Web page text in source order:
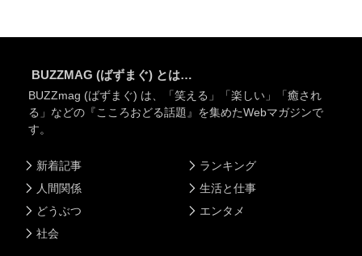
BUZZMAG (ばずまぐ) とは…
BUZZmag (ばずまぐ) は、「笑える」「楽しい」「癒され
る」などの『こころおどる話題』を集めたWebマガジンで
す。
新着記事
人間関係
どうぶつ
社会
ランキング
生活と仕事
エンタメ